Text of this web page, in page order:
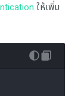
ให้เพิ่ม